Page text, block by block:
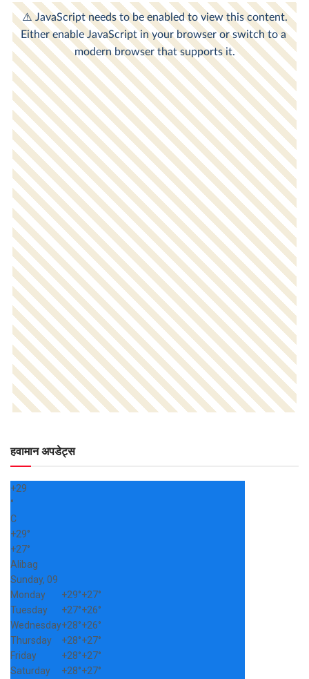
हवामान अपडेट्स
+29
°
C
+29°
+27°
Alibag
Sunday, 09
Monday
+29°+27°
Tuesday
+27°+26°
Wednesday+28°+26°
Thursday
+28°+27°
Friday
+28°+27°
Saturday
+28°+27°